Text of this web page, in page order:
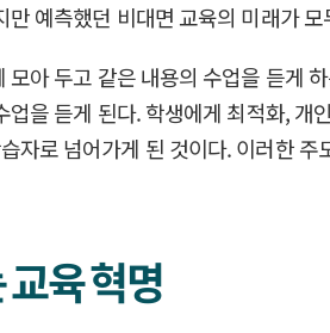
예측했던 비대면 교육의 미래가
아 두고 같은 내용의 수업을 듣게
을 듣게 된다. 학생에게 최적화,
자로 넘어가게 된 것이다. 이러한
육 혁명